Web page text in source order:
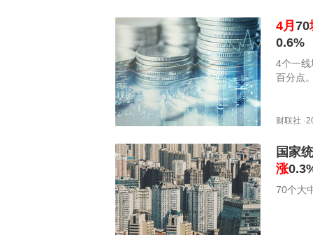
4月 70
0.6%
4个一
百分点
财联社 ·
国家
涨
70个大